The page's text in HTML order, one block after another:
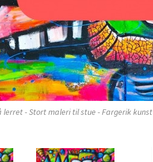
- Stort maleri til stue - Fargerik kunst